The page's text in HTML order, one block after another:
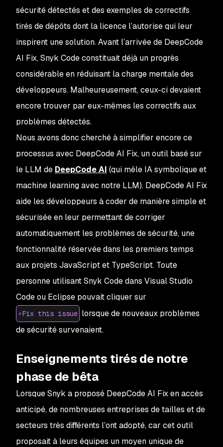
sécurité détectés et des exemples de correctifs
tirés de dépôts dont la licence l’autorise qui leur
inspirent une solution. Avant l’arrivée de DeepCode
AI Fix, Snyk Code constituait déjà un progrès
considérable en réduisant la charge mentale des
développeurs. Malheureusement, ceux-ci devaient
encore trouver par eux-mêmes les correctifs aux
problèmes détectés.
Nous avons donc cherché à simplifier encore ce
processus avec DeepCode AI Fix, un outil basé sur
le LLM de DeepCode AI (qui mêle IA symbolique et
machine learning avec notre LLM). DeepCode AI Fix
aide les développeurs à coder de manière simple et
sécurisée en leur permettant de corriger
automatiquement les problèmes de sécurité, une
fonctionnalité réservée dans les premiers temps
aux projets JavaScript et TypeScript. Toute
personne utilisant Snyk Code dans Visual Studio
Code ou Eclipse pouvait cliquer sur
⚡Fix this issue lorsque de nouveaux problèmes
de sécurité survenaient.
Enseignements tirés de notre
phase de bêta
Lorsque Snyk a proposé DeepCode AI Fix en accès
anticipé, de nombreuses entreprises de tailles et de
secteurs très différents l’ont adopté, car cet outil
proposait à leurs équipes un moyen unique de